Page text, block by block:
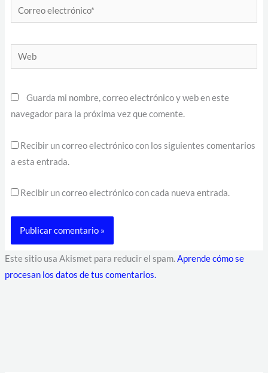
Correo
electrónico*
Web
Guarda mi nombre, correo electrónico y web en este
navegador para la próxima vez que comente.
Recibir un correo electrónico con los siguientes comentarios
a esta entrada.
Recibir un correo electrónico con cada nueva entrada.
Este sitio usa Akismet para reducir el spam.Aprende cómo se
procesan los datos de tus comentarios.